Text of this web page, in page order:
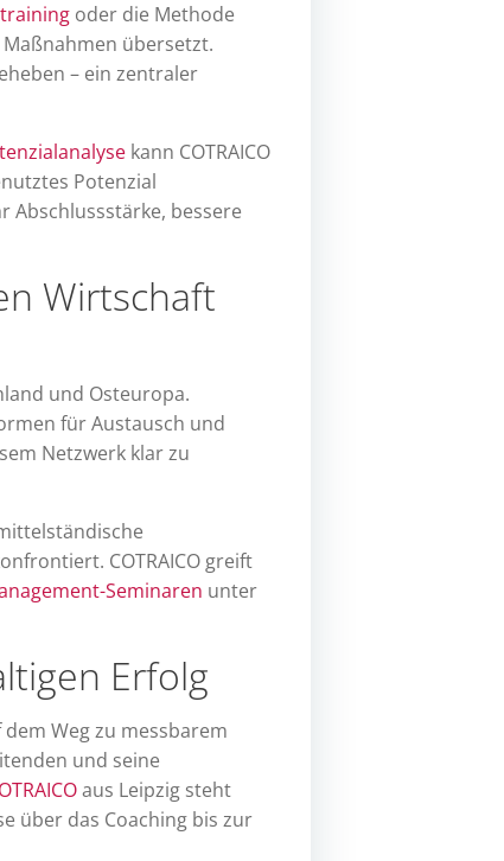
oder die Methode
übersetzt.
– ein zentraler
kann COTRAICO
Potenzial
Abschlussstärke, bessere
Wirtschaft
und Osteuropa.
für Austausch und
Netzwerk klar zu
COTRAICO greift
Seminaren unter
Erfolg
Weg zu messbarem
und seine
aus Leipzig steht
über das Coaching bis zur